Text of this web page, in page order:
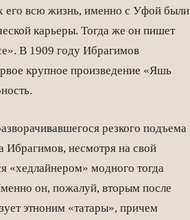
его всю жизнь, именно с Уфой были
карьеры. Тогда же он пишет
В 1909 году Ибрагимов
крупное произведение «Яшь
резкого подъема
Ибрагимов, несмотря на свой
«хедлайнером» модного тогда
он, пожалуй, вторым после
этноним «татары», причем